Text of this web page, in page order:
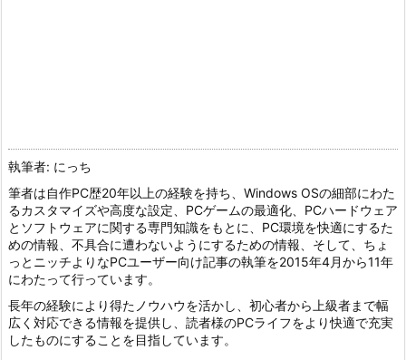
執筆者: にっち
筆者は自作PC歴20年以上の経験を持ち、Windows OSの細部にわた
るカスタマイズや高度な設定、PCゲームの最適化、PCハードウェア
とソフトウェアに関する専門知識をもとに、PC環境を快適にするた
めの情報、不具合に遭わないようにするための情報、そして、ちょ
っとニッチよりなPCユーザー向け記事の執筆を2015年4月から11年
にわたって行っています。
長年の経験により得たノウハウを活かし、初心者から上級者まで幅
広く対応できる情報を提供し、読者様のPCライフをより快適で充実
したものにすることを目指しています。